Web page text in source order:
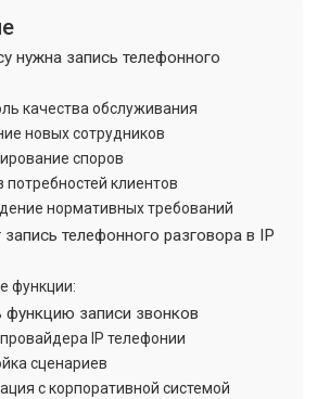
нужна запись телефонного
качества обслуживания
новых сотрудников
споров
потребностей клиентов
нормативных требований
телефонного разговора в IP
функции:
функцию записи звонков
IP телефонии
сценариев
с корпоративной системой